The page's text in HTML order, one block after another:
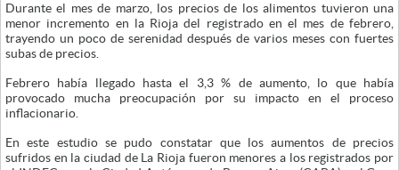
Durante el mes de marzo, los precios de los alimentos tuvieron una
menor incremento en la Rioja del registrado en el mes de febrero,
trayendo un poco de serenidad después de varios meses con fuertes
subas de precios.
Febrero había llegado hasta el 3,3 % de aumento, lo que había
provocado mucha preocupación por su impacto en el proceso
inflacionario.
En este estudio se pudo constatar que los aumentos de precios
sufridos en la ciudad de La Rioja fueron menores a los registrados por